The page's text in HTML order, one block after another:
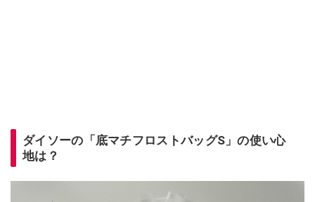
ダイソーの「底マチフロストバッグS」の使い心
地は？